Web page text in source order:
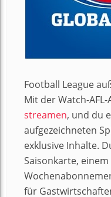
Football League
Mit der Watch-
streamen, und du
aufgezeichneten
exklusive Inhalte.
Saisonkarte,
für